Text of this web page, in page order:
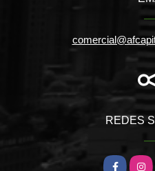
REDES
Facebook